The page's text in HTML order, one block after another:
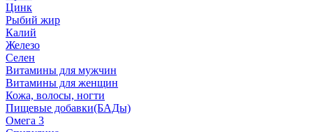
Цинк
Рыбий жир
Калий
Железо
Селен
Витамины для мужчин
Витамины для женщин
Кожа, волосы, ногти
Пищевые добавки(БАДы)
Омега 3